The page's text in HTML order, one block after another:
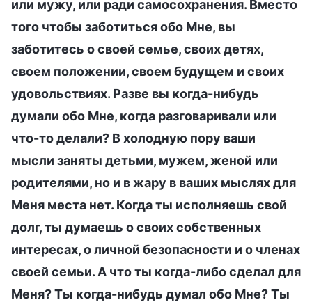
или мужу, или ради самосохранения. Вместо
того чтобы заботиться обо Мне, вы
заботитесь о своей семье, своих детях,
своем положении, своем будущем и своих
удовольствиях. Разве вы когда-нибудь
думали обо Мне, когда разговаривали или
что-то делали? В холодную пору ваши
мысли заняты детьми, мужем, женой или
родителями, но и в жару в ваших мыслях для
Меня места нет. Когда ты исполняешь свой
долг, ты думаешь о своих собственных
интересах, о личной безопасности и о членах
своей семьи. А что ты когда-либо сделал для
Меня? Ты когда-нибудь думал обо Мне? Ты